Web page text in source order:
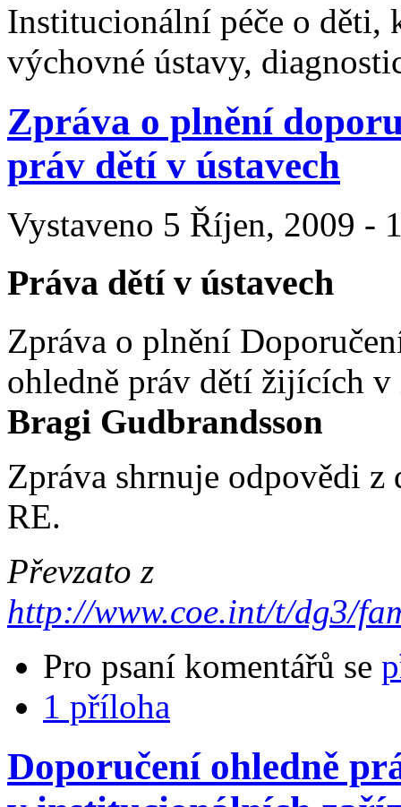
Institucionální péče o děti,
výchovné ústavy,
Zpráva o plnění
práv dětí v ústavech
Vystaveno 5 Říjen, 2009 -
Práva dětí v ústavech
Zpráva o plnění
ohledně práv dětí žijících
Bragi Gudbrandsson
Zpráva shrnuje odpovědi z
RE.
Převzato z
http://www.coe.int/t/dg3/
Pro psaní komentářů se
1 příloha
Doporučení ohledně